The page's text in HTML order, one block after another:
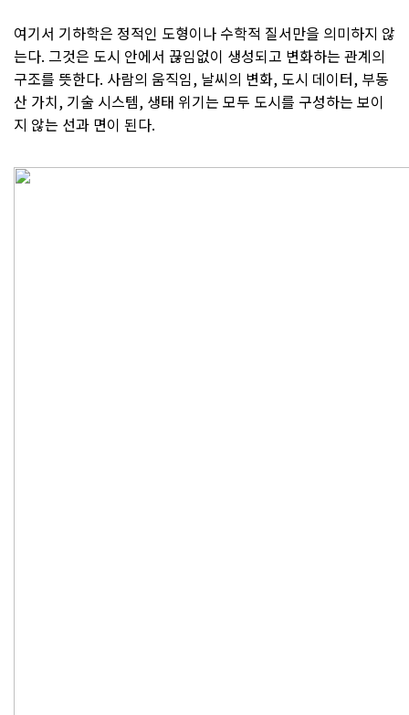
여기서 기하학은 정적인 도형이나 수학적 질서만을 의미하지 않
는다. 그것은 도시 안에서 끊임없이 생성되고 변화하는 관계의
구조를 뜻한다. 사람의 움직임, 날씨의 변화, 도시 데이터, 부동
산 가치, 기술 시스템, 생태 위기는 모두 도시를 구성하는 보이
지 않는 선과 면이 된다.